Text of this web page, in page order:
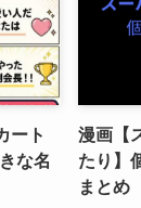
ート
な名
漫画【
たり】
まとめ